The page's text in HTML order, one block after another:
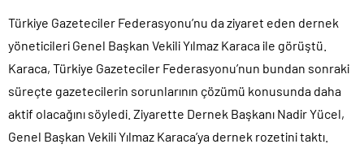
Türkiye Gazeteciler Federasyonu’nu da ziyaret eden dernek
yöneticileri Genel Başkan Vekili Yılmaz Karaca ile görüştü.
Karaca, Türkiye Gazeteciler Federasyonu’nun bundan sonraki
süreçte gazetecilerin sorunlarının çözümü konusunda daha
aktif olacağını söyledi. Ziyarette Dernek Başkanı Nadir Yücel,
Genel Başkan Vekili Yılmaz Karaca’ya dernek rozetini taktı.